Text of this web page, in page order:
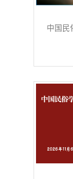
中国民